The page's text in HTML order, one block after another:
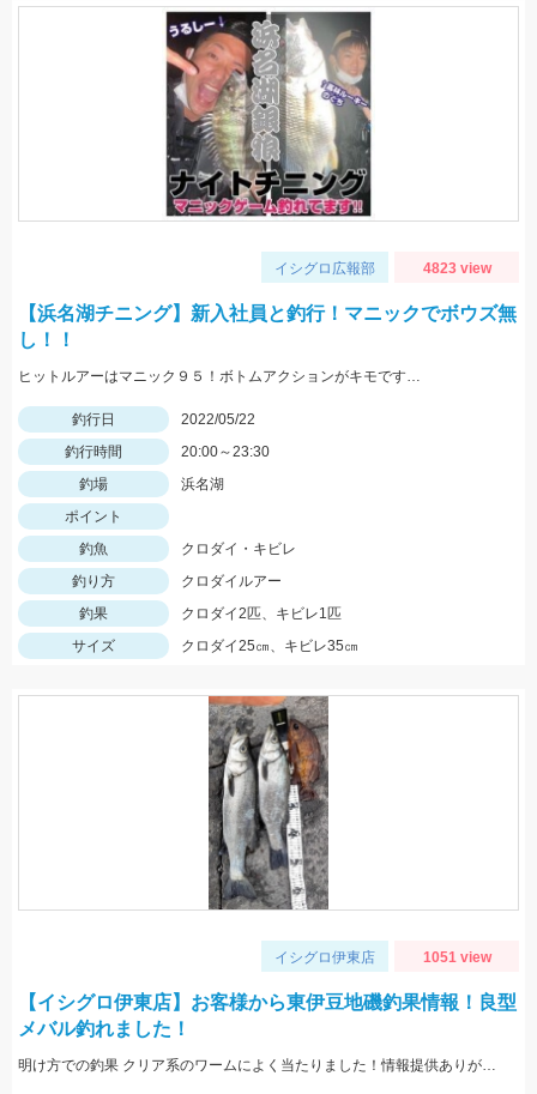
イシグロ広報部 4823 view
【浜名湖チニング】新入社員と釣行！マニックでボウズ無
し！！
ヒットルアーはマニック９５！ボトムアクションがキモです…
釣行日
2022/05/22
釣行時間
20:00～23:30
釣場
浜名湖
ポイント
釣魚
クロダイ・キビレ
釣り方
クロダイルアー
釣果
クロダイ2匹、キビレ1匹
サイズ
クロダイ25㎝、キビレ35㎝
イシグロ伊東店 1051 view
【イシグロ伊東店】お客様から東伊豆地磯釣果情報！良型
メバル釣れました！
明け方での釣果 クリア系のワームによく当たりました！情報提供ありがとうございます。